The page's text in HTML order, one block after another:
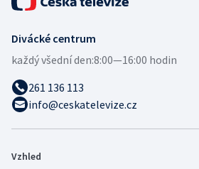
Divácké centrum
každý všední den:8:00—16:00 hodin
261 136 113
info@ceskatelevize.cz
Vzhled